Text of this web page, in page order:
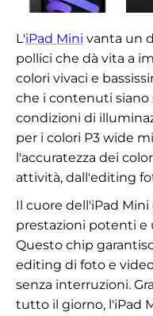
L'iPad Mini vanta un
pollici che dà vita a
colori vivaci e
che i contenuti siano
condizioni di
per i colori P3 wide
l'accuratezza dei
attività, dall'editing
Il cuore dell'iPad Mini
prestazioni potenti e
Questo chip
editing di foto e
senza interruzioni.
tutto il giorno, l'iPad